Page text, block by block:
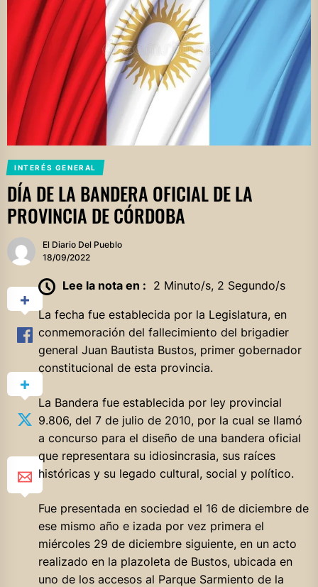
INTERÉS GENERAL
DÍA DE LA BANDERA OFICIAL DE LA
PROVINCIA DE CÓRDOBA
El Diario Del Pueblo
18/09/2022
Lee la nota en : 2 Minuto/s, 2 Segundo/s
La fecha fue establecida por la Legislatura, en
conmemoración del fallecimiento del brigadier
general Juan Bautista Bustos, primer gobernador
constitucional de esta provincia.
La Bandera fue establecida por ley provincial
9.806, del 7 de julio de 2010, por la cual se llamó
a concurso para el diseño de una bandera oficial
que representara su idiosincrasia, sus raíces
históricas y su legado cultural, social y político.
Fue presentada en sociedad el 16 de diciembre de
ese mismo año e izada por vez primera el
miércoles 29 de diciembre siguiente, en un acto
realizado en la plazoleta de Bustos, ubicada en
uno de los accesos al Parque Sarmiento de la